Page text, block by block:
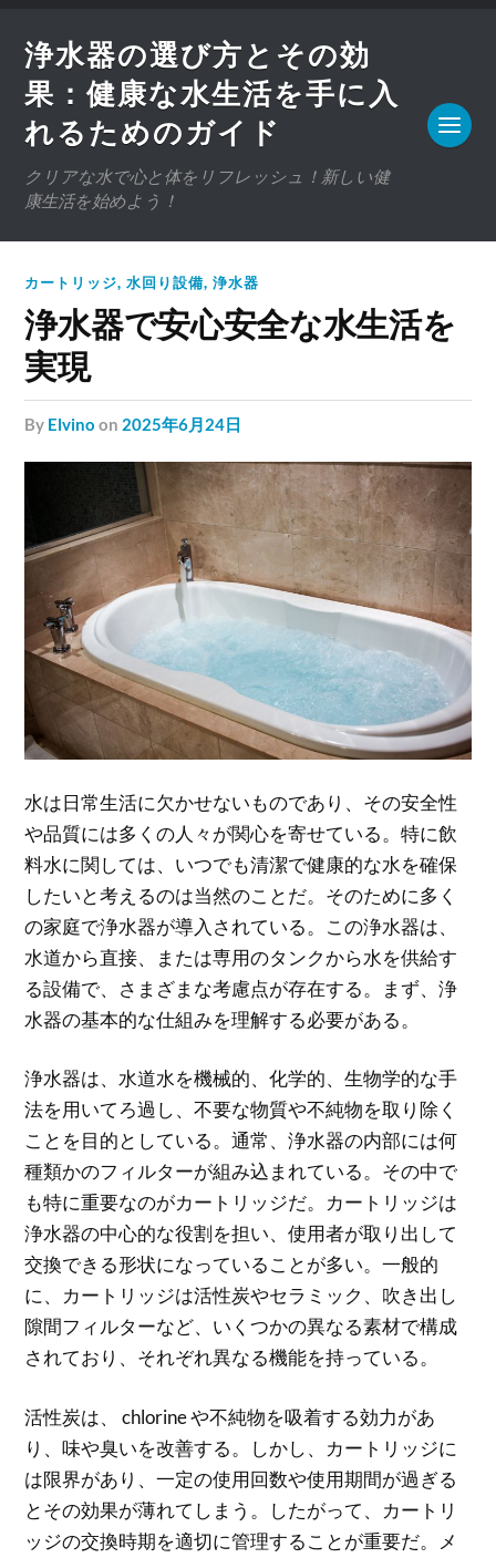
浄水器の選び方とその効
果：健康な水生活を手に入
れるためのガイド
クリアな水で心と体をリフレッシュ！新しい健
康生活を始めよう！
カートリッジ,水回り設備,浄水器
浄水器で安心安全な水生活を
実現
by Elvino on 2025年6月24日
水は日常生活に欠かせないものであり、その安全性
や品質には多くの人々が関心を寄せている。特に飲
料水に関しては、いつでも清潔で健康的な水を確保
したいと考えるのは当然のことだ。そのために多く
の家庭で浄水器が導入されている。この浄水器は、
水道から直接、または専用のタンクから水を供給す
る設備で、さまざまな考慮点が存在する。まず、浄
水器の基本的な仕組みを理解する必要がある。
浄水器は、水道水を機械的、化学的、生物学的な手
法を用いてろ過し、不要な物質や不純物を取り除く
ことを目的としている。通常、浄水器の内部には何
種類かのフィルターが組み込まれている。その中で
も特に重要なのがカートリッジだ。カートリッジは
浄水器の中心的な役割を担い、使用者が取り出して
交換できる形状になっていることが多い。一般的
に、カートリッジは活性炭やセラミック、吹き出し
隙間フィルターなど、いくつかの異なる素材で構成
されており、それぞれ異なる機能を持っている。
活性炭は、 chlorine や不純物を吸着する効力があ
り、味や臭いを改善する。しかし、カートリッジに
は限界があり、一定の使用回数や使用期間が過ぎる
とその効果が薄れてしまう。したがって、カートリ
ッジの交換時期を適切に管理することが重要だ。メ